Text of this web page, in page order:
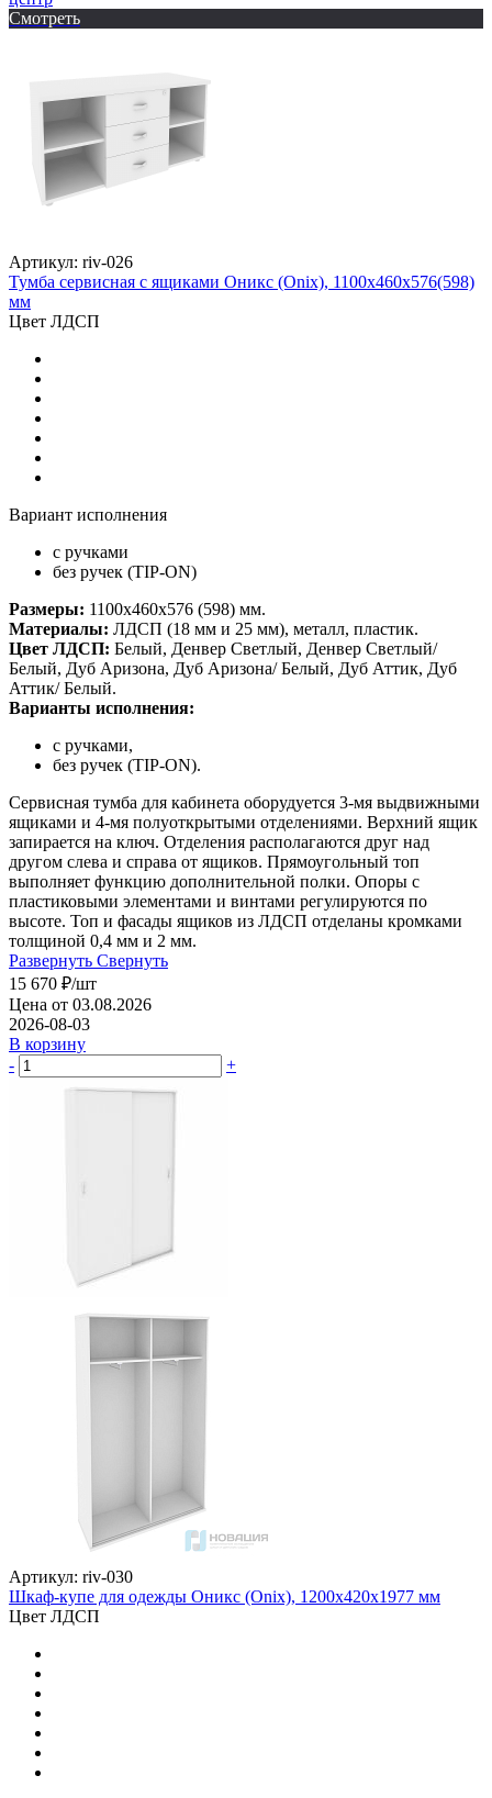
Смотреть
Артикул: riv-026
Тумба сервисная с ящиками Оникс (Onix), 1100х460х576(598)
мм
Цвет ЛДСП
Вариант исполнения
с ручками
без ручек (TIP-ON)
Размеры: 1100х460х576 (598) мм.
Материалы: ЛДСП (18 мм и 25 мм), металл, пластик.
Цвет ЛДСП: Белый, Денвер Светлый, Денвер Светлый/
Белый, Дуб Аризона, Дуб Аризона/ Белый, Дуб Аттик, Дуб
Аттик/ Белый.
Варианты исполнения:
с ручками,
без ручек (TIP-ON).
Сервисная тумба для кабинета оборудуется 3-мя выдвижными
ящиками и 4-мя полуоткрытыми отделениями. Верхний ящик
запирается на ключ. Отделения располагаются друг над
другом слева и справа от ящиков. Прямоугольный топ
выполняет функцию дополнительной полки. Опоры с
пластиковыми элементами и винтами регулируются по
высоте. Топ и фасады ящиков из ЛДСП отделаны кромками
толщиной 0,4 мм и 2 мм.
Развернуть Свернуть
15 670 ₽/шт
Цена от 03.08.2026
2026-08-03
В корзину
-
+
Артикул: riv-030
Шкаф-купе для одежды Оникс (Onix), 1200х420х1977 мм
Цвет ЛДСП